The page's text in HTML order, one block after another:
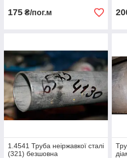
175 ₴/пог.м
1.4541 Труба неіржавкої сталі
(321) безшовна